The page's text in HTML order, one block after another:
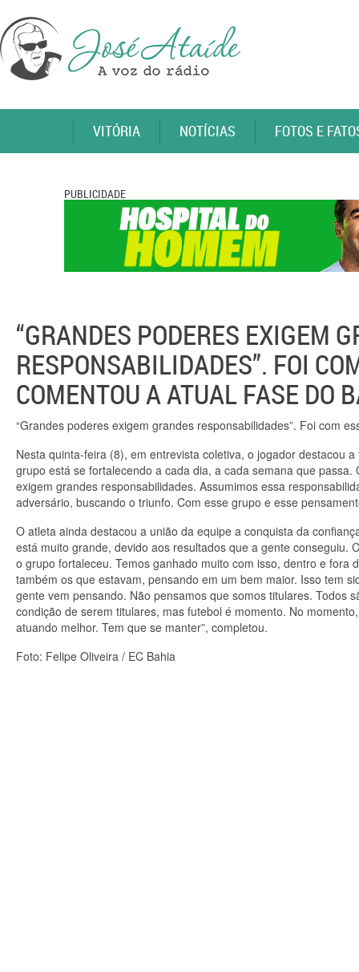
VITÓRIA NOTÍCIAS FOTOS E
PUBLICIDADE
“GRANDES PODERES EXIGEM
RESPONSABILIDADES”. FOI
COMENTOU A ATUAL FASE DO
“Grandes poderes exigem grandes responsabilidades”. Foi com
Nesta quinta-feira (8), em entrevista coletiva, o jogador destacou
grupo está se fortalecendo a cada dia, a cada semana que
exigem grandes responsabilidades. Assumimos essa
adversário, buscando o triunfo. Com esse grupo e esse
O atleta ainda destacou a união da equipe a conquista da
está muito grande, devido aos resultados que a gente
o grupo fortaleceu. Temos ganhado muito com isso, dentro e
também os que estavam, pensando em um bem maior. Isso tem
gente vem pensando. Não pensamos que somos titulares. Todos
condição de serem titulares, mas futebol é momento. No
atuando melhor. Tem que se manter”, completou.
Foto: Felipe Oliveira / EC Bahia